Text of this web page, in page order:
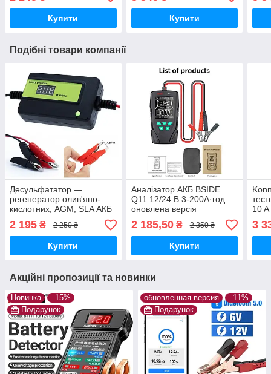
Купити Купити
Подібні товари компанії
Десульфататор —
регенератор олив'яно-
кислотних, AGM, SLA АКБ
12-48V до 400 А·год
2 195 ₴ 2 250 ₴
Купити
Аналізатор АКБ BSIDE
Q11 12/24 В 3-200А·год
оновлена версія
2 185,50₴ 2 350 ₴
Купити
10 A
від
3
Акційні пропозиції та новинки
Новинка
–15%
Подарунок
обновленная версия
–11%
Подарунок